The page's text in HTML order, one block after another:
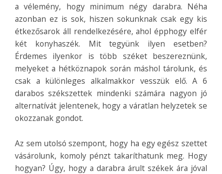
a vélemény, hogy minimum négy darabra. Néha
azonban ez is sok, hiszen sokunknak csak egy kis
étkezősarok áll rendelkezésére, ahol épphogy elfér
két konyhaszék. Mit tegyünk ilyen esetben?
Érdemes ilyenkor is több széket beszereznünk,
melyeket a hétköznapok során máshol tárolunk, és
csak a különleges alkalmakkor vesszük elő. A 6
darabos székszettek mindenki számára nagyon jó
alternatívát jelentenek, hogy a váratlan helyzetek se
okozzanak gondot.
Az sem utolsó szempont, hogy ha egy egész szettet
vásárolunk, komoly pénzt takaríthatunk meg. Hogy
hogyan? Úgy, hogy a darabra árult székek ára jóval